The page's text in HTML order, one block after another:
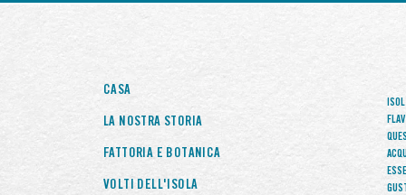
CASA
LA NOSTRA STORIA
FATTORIA E BOTANICA
VOLTI DELL'ISOLA